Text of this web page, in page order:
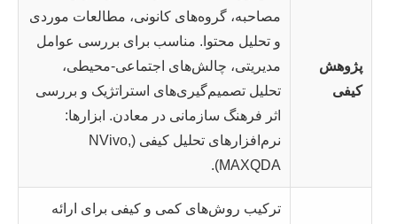
پژوهش
کیفی
مصاحبه، گروه‌های کانونی، مطالعات موردی
و تحلیل محتوا. مناسب برای بررسی عوامل
مدیریتی، چالش‌های اجتماعی-محیطی،
تحلیل تصمیم‌گیری‌های استراتژیک و بررسی
اثر فرهنگ سازمانی در معادن. ابزارها:
نرم‌افزارهای تحلیل کیفی (NVivo,
MAXQDA).
ترکیب روش‌های کمی و کیفی برای ارائه